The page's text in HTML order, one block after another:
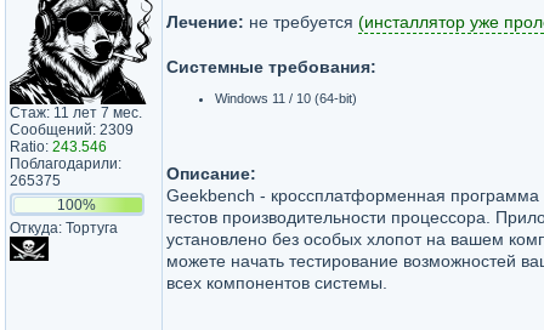
Стаж: 11 лет 7 мес.
Сообщений: 2309
Ratio: 243.546
Поблагодарили:
265375
100%
Откуда: Тортуга
Лечение: не требуется (инсталлятор уже
Системные требования:
Windows 11 / 10 (64-bit)
Описание:
Geekbench - кроссплатформенная
тестов производительности процессора.
установлено без особых хлопот на вашем
можете начать тестирование возможностей
всех компонентов системы.